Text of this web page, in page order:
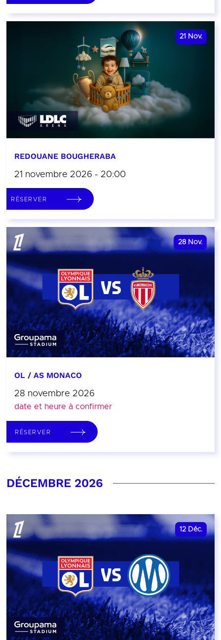
21 Nov.
REDOUANE BOUGHERABA
21 novembre 2026 - 20:00
RÉSERVER
28 Nov.
OL / AS MONACO
28 novembre 2026
date et heure à confirmer
RÉSERVER
DÉCEMBRE 2026
12 Déc.